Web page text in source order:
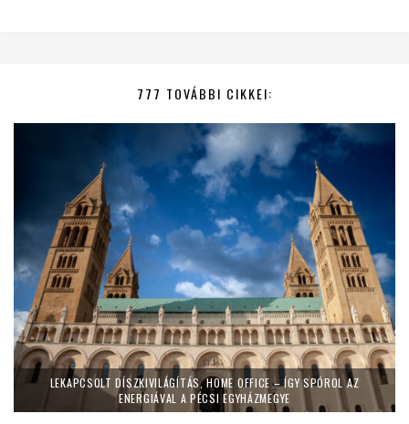
777 TOVÁBBI CIKKEI:
LEKAPCSOLT DÍSZKIVILÁGÍTÁS, HOME OFFICE – ÍGY SPÓROL AZ
ENERGIÁVAL A PÉCSI EGYHÁZMEGYE